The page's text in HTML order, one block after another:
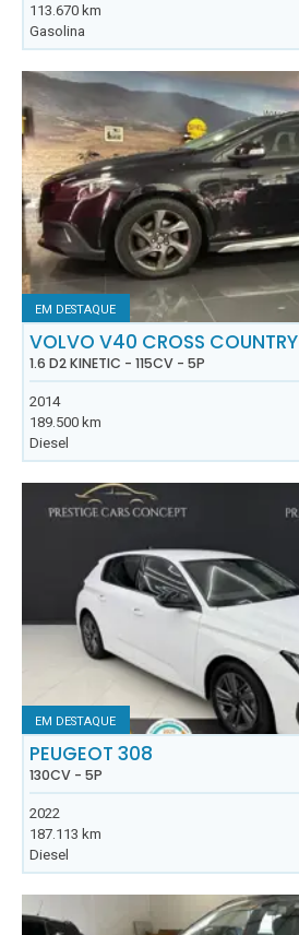
113.670 km
Gasolina
EM DESTAQUE
VOLVO V40 CROSS COUNTRY
1.6 D2 KINETIC - 115CV - 5P
2014
189.500 km
Diesel
EM DESTAQUE
PEUGEOT 308
130CV - 5P
2022
187.113 km
Diesel